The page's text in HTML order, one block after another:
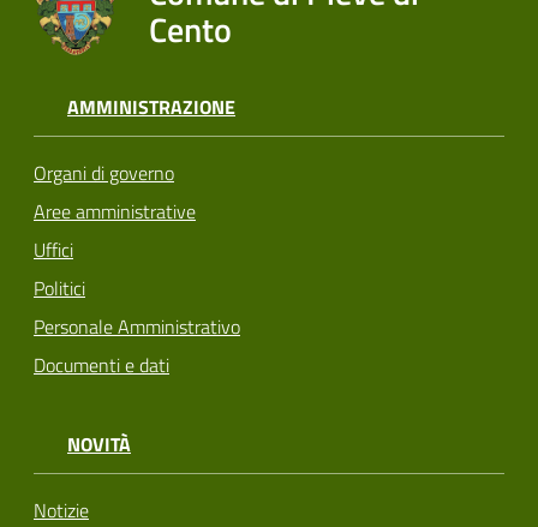
Cento
AMMINISTRAZIONE
Organi di governo
Aree amministrative
Uffici
Politici
Personale Amministrativo
Documenti e dati
NOVITÀ
Notizie